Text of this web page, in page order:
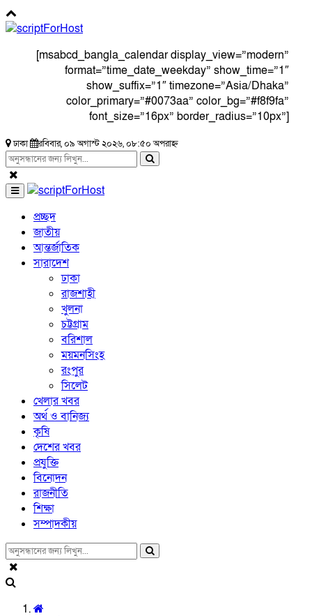
[msabcd_bangla_calendar display_view=”modern”
format=”time_date_weekday” show_time=”1″
show_suffix=”1″ timezone=”Asia/Dhaka”
color_primary=”#0073aa” color_bg=”#f8f9fa”
font_size=”16px” border_radius=”10px”]
ঢাকা রবিবার, ০৯ অগাস্ট ২০২৬, ০৮:৫০ অপরাহ্ন
প্রচ্ছদ
জাতীয়
আন্তর্জাতিক
সারাদেশ
ঢাকা
রাজশাহী
খুলনা
চট্টগ্রাম
বরিশাল
ময়মনসিংহ
রংপুর
সিলেট
খেলার খবর
অর্থ ও বানিজ্য
কৃষি
দেশের খবর
প্রযুক্তি
বিনোদন
রাজনীতি
শিক্ষা
সম্পাদকীয়